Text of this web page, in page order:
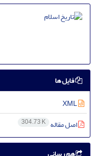
فایل ها
اصل مقاله 304.73 K